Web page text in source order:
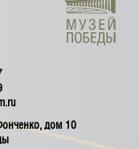
дом 10